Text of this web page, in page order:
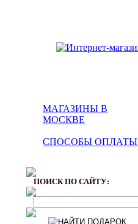
МАГАЗИНЫ В
МОСКВЕ
СПОСОБЫ ОПЛАТЫ
ПОИСК ПО САЙТУ: